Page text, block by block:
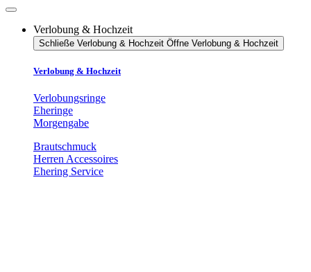
Verlobung & Hochzeit
Schließe Verlobung & Hochzeit Öffne Verlobung & Hochzeit
Verlobung & Hochzeit
Verlobungsringe
Eheringe
Morgengabe
Brautschmuck
Herren Accessoires
Ehering Service